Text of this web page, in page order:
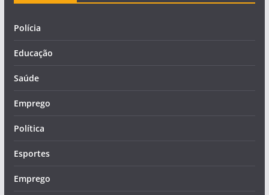
Polícia
Educação
Saúde
Emprego
Política
Esportes
Emprego